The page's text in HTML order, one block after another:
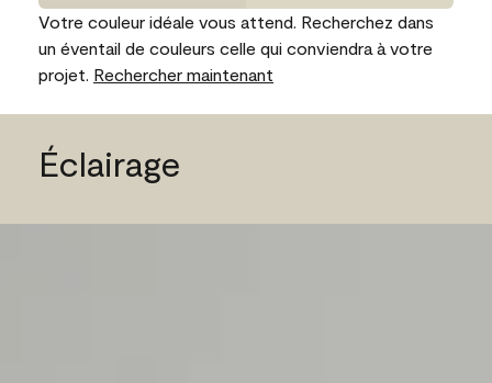
Votre couleur idéale vous attend. Recherchez dans
un éventail de couleurs celle qui conviendra à votre
projet. Rechercher maintenant
Éclairage